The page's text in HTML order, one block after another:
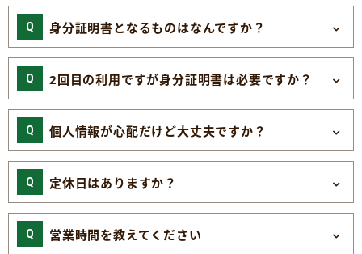
身分証明書となるものはなんですか？
2回目の利用ですが身分証明書は必要ですか？
個人情報が心配だけど大丈夫ですか？
定休日はありますか？
営業時間を教えてください